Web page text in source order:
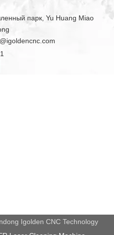
парк, Yu Huang Miao
Igolden CNC Technology